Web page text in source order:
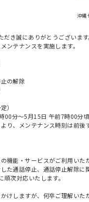
沖縄
き誠にありがとうございます
ンテナンスを実施します。
の解除
）
00分～5月15日 午前7時00分
り、メンテナンス時刻は前後
機能・サービスがご利用いた
た通話停止、通話停止解除に
次対応いたします。
けしますが、何卒ご理解いた